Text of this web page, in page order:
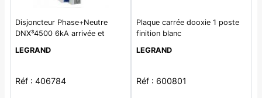
Disjoncteur Phase+Neutre
DNX³4500 6kA arrivée et
1P+N 230V~ 20A courbe C - 1
LEGRAND
Réf : 406784
Plaque carrée dooxie 1 poste
finition blanc
LEGRAND
Réf : 600801